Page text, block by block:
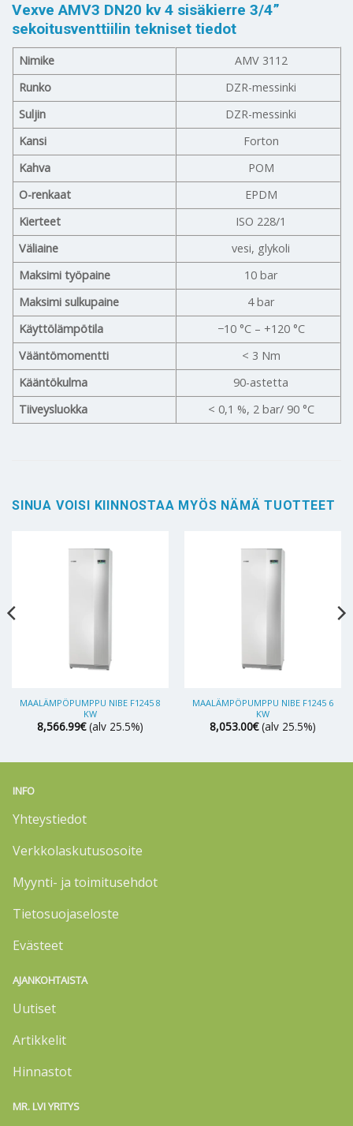
Vexve AMV3 DN20 kv 4 sisäkierre 3/4”
sekoitusventtiilin tekniset tiedot
Nimike
AMV 3112
Runko
DZR-messinki
Suljin
DZR-messinki
Kansi
Forton
Kahva
POM
O-renkaat
EPDM
Kierteet
ISO 228/1
Väliaine
vesi, glykoli
Maksimi työpaine
10 bar
Maksimi sulkupaine
4 bar
Käyttölämpötila
−10 °C – +120 °C
Vääntömomentti
< 3 Nm
Kääntökulma
90-astetta
Tiiveysluokka
< 0,1 %, 2 bar/ 90 °C
SINUA VOISI KIINNOSTAA MYÖS NÄMÄ TUOTTEET
MAALÄMPÖPUMPPU NIBE F1245 8
KW
8,566.99€ (alv 25.5%)
MAALÄMPÖPUMPPU NIBE F1245 6
KW
8,053.00€ (alv 25.5%)
INFO
Yhteystiedot
Verkkolaskutusosoite
Myynti- ja toimitusehdot
Tietosuojaseloste
Evästeet
AJANKOHTAISTA
Uutiset
Artikkelit
Hinnastot
MR. LVI YRITYS